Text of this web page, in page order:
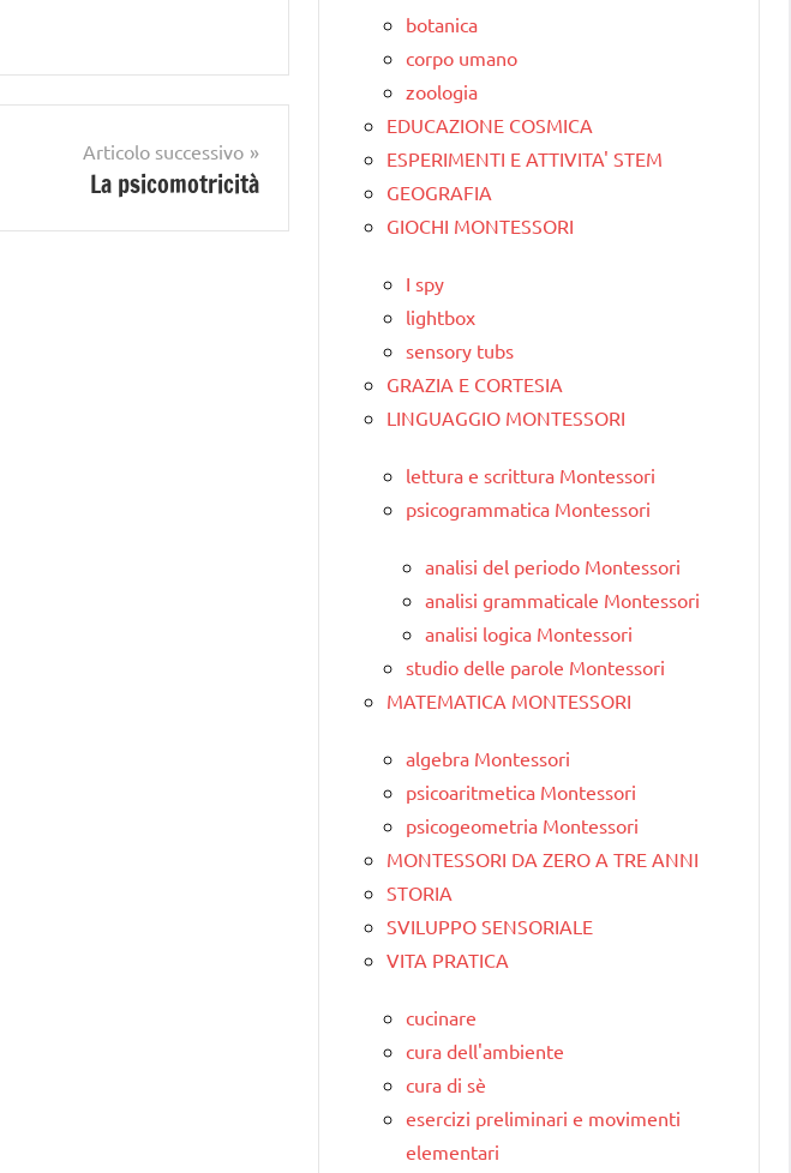
Articolo successivo
La psicomotricità
botanica
corpo umano
zoologia
EDUCAZIONE COSMICA
ESPERIMENTI E ATTIVITA' STEM
GEOGRAFIA
GIOCHI MONTESSORI
I spy
lightbox
sensory tubs
GRAZIA E CORTESIA
LINGUAGGIO MONTESSORI
lettura e scrittura Montessori
psicogrammatica Montessori
analisi del periodo Montessori
analisi grammaticale Montessori
analisi logica Montessori
studio delle parole Montessori
MATEMATICA MONTESSORI
algebra Montessori
psicoaritmetica Montessori
psicogeometria Montessori
MONTESSORI DA ZERO A TRE ANNI
STORIA
SVILUPPO SENSORIALE
VITA PRATICA
cucinare
cura dell'ambiente
cura di sè
esercizi preliminari e movimenti
elementari